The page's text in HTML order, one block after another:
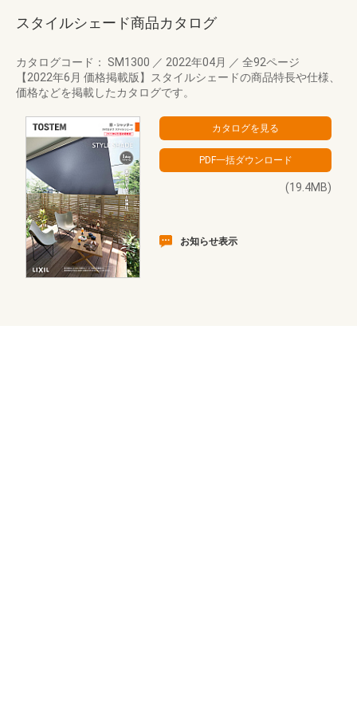
スタイルシェード商品カタログ
カタログコード： SM1300 ／ 2022年04月 ／ 全92ページ
【2022年6月 価格掲載版】スタイルシェードの商品特長や仕様、
価格などを掲載したカタログです。
(19.4MB)
お知らせ表示